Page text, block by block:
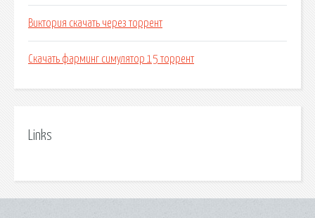
Виктория скачать через торрент
Скачать фарминг симулятор 15 торрент
Links